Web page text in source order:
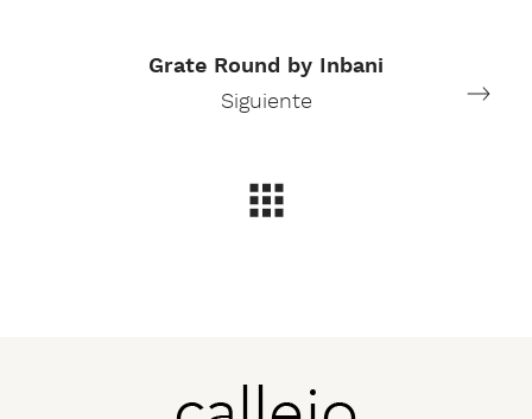
Grate Round by Inbani
Siguiente